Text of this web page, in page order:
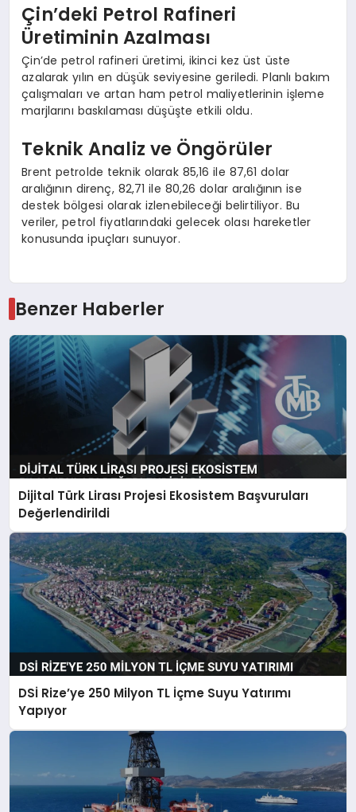
Çin’deki Petrol Rafineri
Üretiminin Azalması
Çin’de petrol rafineri üretimi, ikinci kez üst üste
azalarak yılın en düşük seviyesine geriledi. Planlı bakım
çalışmaları ve artan ham petrol maliyetlerinin işleme
marjlarını baskılaması düşüşte etkili oldu.
Teknik Analiz ve Öngörüler
Brent petrolde teknik olarak 85,16 ile 87,61 dolar
aralığının direnç, 82,71 ile 80,26 dolar aralığının ise
destek bölgesi olarak izlenebileceği belirtiliyor. Bu
veriler, petrol fiyatlarındaki gelecek olası hareketler
konusunda ipuçları sunuyor.
Benzer Haberler
Dijital Türk Lirası Projesi Ekosistem Başvuruları
Değerlendirildi
DSİ Rize’ye 250 Milyon TL İçme Suyu Yatırımı
Yapıyor